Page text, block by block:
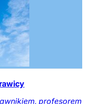
profesorem